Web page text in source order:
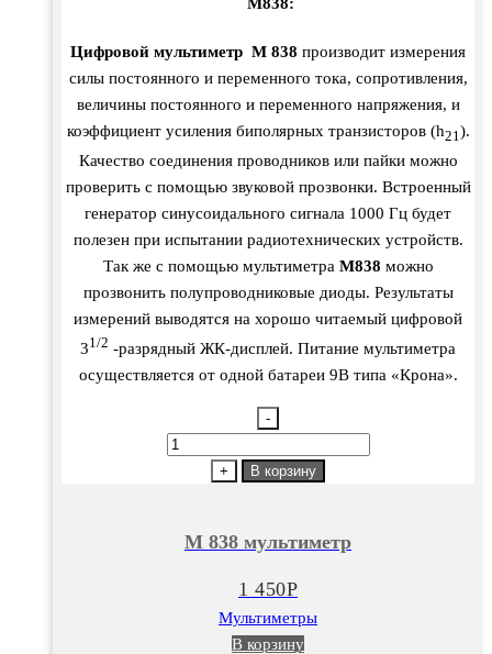
Цифровой мультиметр M 838 производит измерения
силы постоянного и переменного тока, сопротивления,
величины постоянного и переменного напряжения, и
коэффициент усиления биполярных транзисторов (h21).
Качество соединения проводников или пайки можно
проверить с помощью звуковой прозвонки. Встроенный
генератор синусоидального сигнала 1000 Гц будет
полезен при испытании радиотехнических устройств.
Так же с помощью мультиметра М838 можно
прозвонить полупроводниковые диоды. Результаты
измерений выводятся на хорошо читаемый цифровой
31/2 -разрядный ЖК-дисплей. Питание мультиметра
осуществляется от одной батареи 9В типа «Крона».
-
Количество
мультиметр
+ В корзину
М 838 мультиметр
1 450Р
Мультиметры
В корзину